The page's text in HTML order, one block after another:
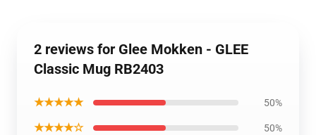
2 reviews for Glee Mokken - GLEE
Classic Mug RB2403
★★★★★ 50%
★★★★☆ 50%